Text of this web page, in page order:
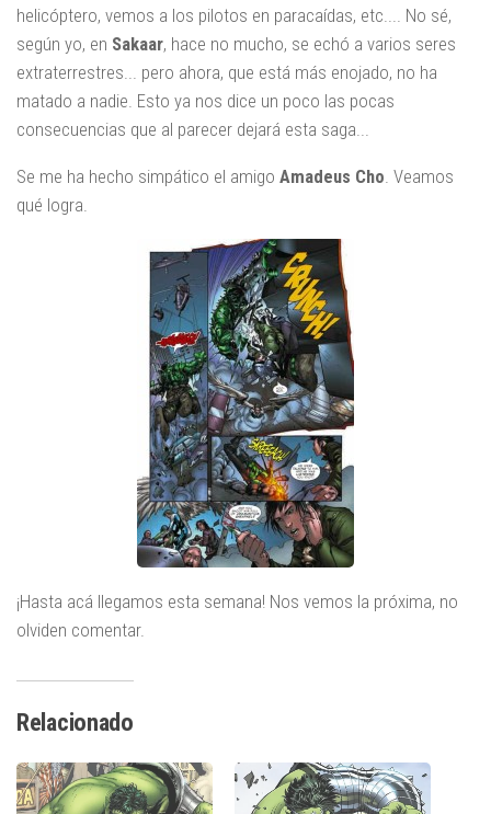
helicóptero, vemos a los pilotos en paracaídas, etc.... No sé,
según yo, en Sakaar, hace no mucho, se echó a varios seres
extraterrestres... pero ahora, que está más enojado, no ha
matado a nadie. Esto ya nos dice un poco las pocas
consecuencias que al parecer dejará esta saga...
Se me ha hecho simpático el amigo Amadeus Cho . Veamos
qué logra.
¡Hasta acá llegamos esta semana! Nos vemos la próxima, no
olviden comentar.
Relacionado